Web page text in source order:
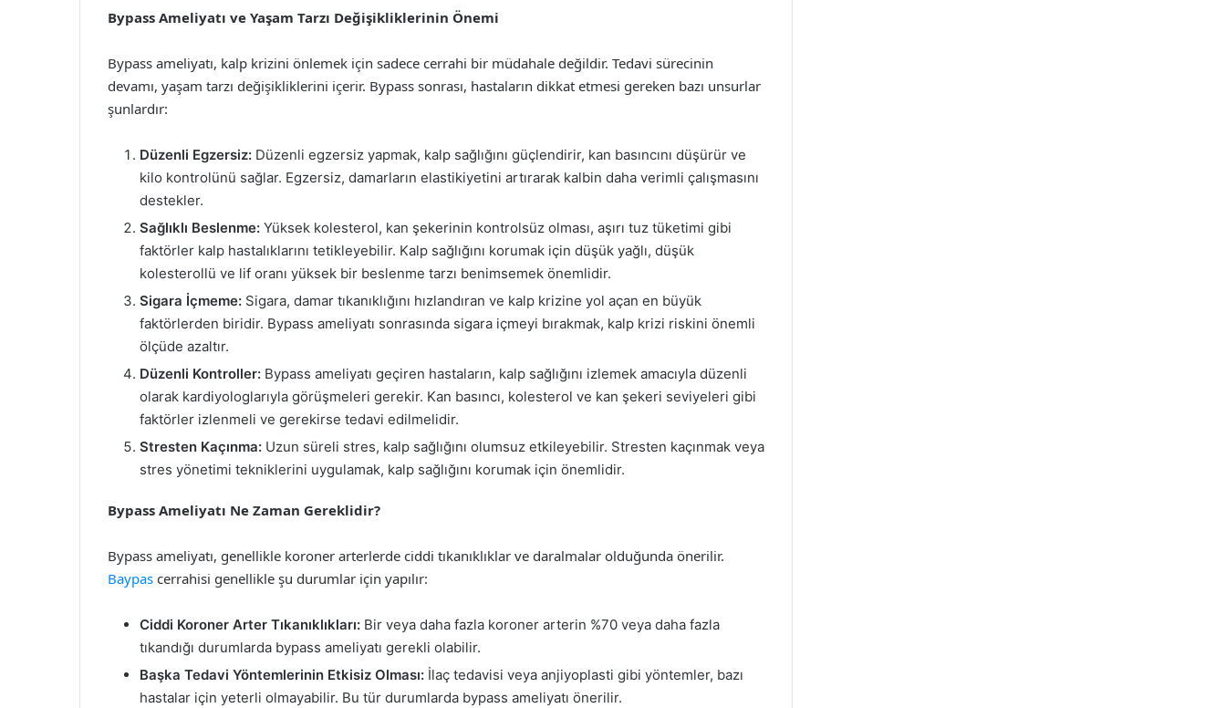
Bypass Ameliyatı ve Yaşam Tarzı Değişikliklerinin Önemi
Bypass ameliyatı, kalp krizini önlemek için sadece cerrahi bir müdahale değildir. Tedavi sürecinin
devamı, yaşam tarzı değişikliklerini içerir. Bypass sonrası, hastaların dikkat etmesi gereken bazı unsurlar
şunlardır:
Düzenli Egzersiz: Düzenli egzersiz yapmak, kalp sağlığını güçlendirir, kan basıncını düşürür ve
kilo kontrolünü sağlar. Egzersiz, damarların elastikiyetini artırarak kalbin daha verimli çalışmasını
destekler.
Sağlıklı Beslenme: Yüksek kolesterol, kan şekerinin kontrolsüz olması, aşırı tuz tüketimi gibi
faktörler kalp hastalıklarını tetikleyebilir. Kalp sağlığını korumak için düşük yağlı, düşük
kolesterollü ve lif oranı yüksek bir beslenme tarzı benimsemek önemlidir.
Sigara İçmeme: Sigara, damar tıkanıklığını hızlandıran ve kalp krizine yol açan en büyük
faktörlerden biridir. Bypass ameliyatı sonrasında sigara içmeyi bırakmak, kalp krizi riskini önemli
ölçüde azaltır.
Düzenli Kontroller: Bypass ameliyatı geçiren hastaların, kalp sağlığını izlemek amacıyla düzenli
olarak kardiyologlarıyla görüşmeleri gerekir. Kan basıncı, kolesterol ve kan şekeri seviyeleri gibi
faktörler izlenmeli ve gerekirse tedavi edilmelidir.
Stresten Kaçınma: Uzun süreli stres, kalp sağlığını olumsuz etkileyebilir. Stresten kaçınmak veya
stres yönetimi tekniklerini uygulamak, kalp sağlığını korumak için önemlidir.
Bypass Ameliyatı Ne Zaman Gereklidir?
Bypass ameliyatı, genellikle koroner arterlerde ciddi tıkanıklıklar ve daralmalar olduğunda önerilir.
Baypas cerrahisi genellikle şu durumlar için yapılır:
Ciddi Koroner Arter Tıkanıklıkları: Bir veya daha fazla koroner arterin %70 veya daha fazla
tıkandığı durumlarda bypass ameliyatı gerekli olabilir.
Başka Tedavi Yöntemlerinin Etkisiz Olması: İlaç tedavisi veya anjiyoplasti gibi yöntemler, bazı
hastalar için yeterli olmayabilir. Bu tür durumlarda bypass ameliyatı önerilir.